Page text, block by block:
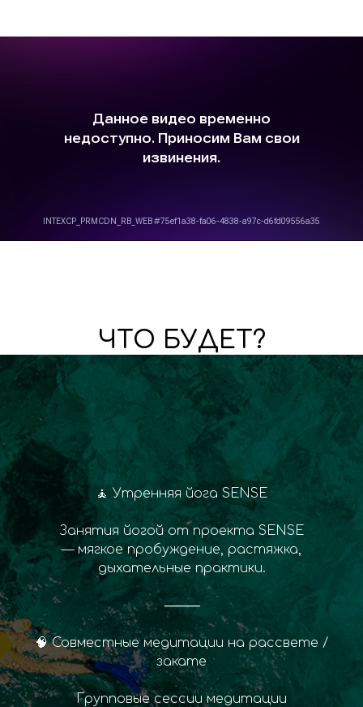
ЧТО БУДЕТ?
🧘 Утренняя йога SENSE
Занятия йогой от проекта SENSE
— мягкое пробуждение, растяжка,
дыхательные практики.
⸻
🧠 Совместные медитации на рассвете /
закате
Групповые сессии медитации